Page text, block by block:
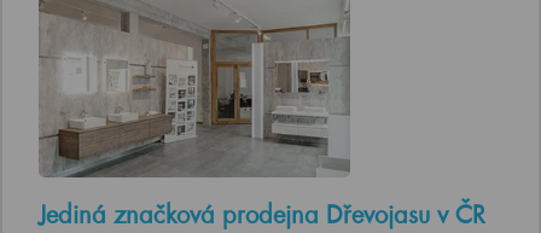
Jediná značková prodejna Dřevojasu v ČR